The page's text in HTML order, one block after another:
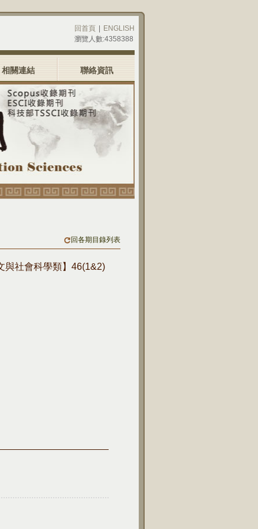
回首頁
ENGLISH
瀏覽人數:4358388
相關連結 聯絡資訊
回各期目錄列表
與社會科學類】46(1&2)